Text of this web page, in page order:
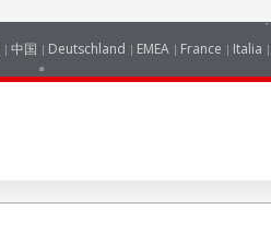
中国 Deutschland EMEA France Italia